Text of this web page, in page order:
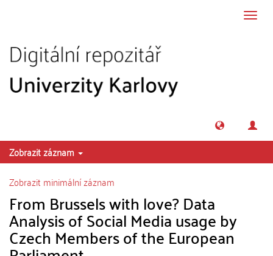
Zobrazit záznam
Zobrazit minimální záznam
From Brussels with love? Data
Analysis of Social Media usage by
Czech Members of the European